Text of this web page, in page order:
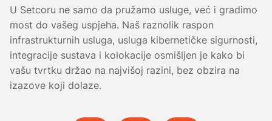
U Setcoru ne samo da pružamo usluge, već i gradimo
most do vašeg uspjeha. Naš raznolik raspon
infrastrukturnih usluga, usluga kibernetičke sigurnosti,
integracije sustava i kolokacije osmišljen je kako bi
vašu tvrtku držao na najvišoj razini, bez obzira na
izazove koji dolaze.